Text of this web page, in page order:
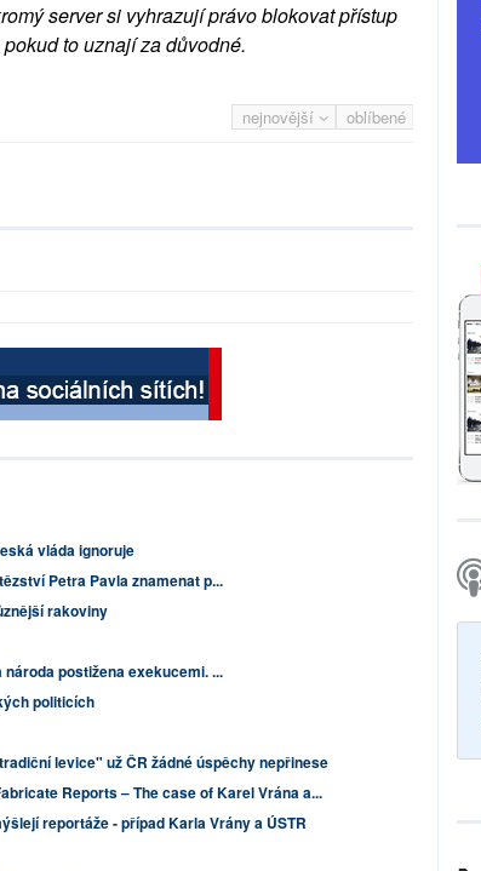
server si vyhrazují právo blokovat přístup
to uznají za důvodné.
nejnovější oblíbené
vláda ignoruje
Petra Pavla znamenat p...
rakoviny
postižena exekucemi. ...
politicích
levice" už ČR žádné úspěchy nepřinese
Reports – The case of Karel Vrána a...
reportáže - případ Karla Vrány a ÚSTR